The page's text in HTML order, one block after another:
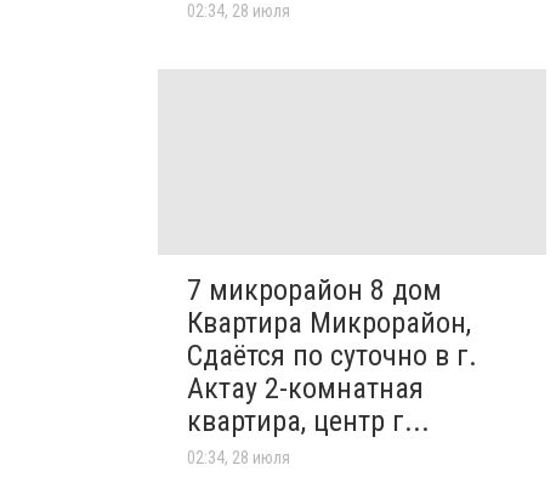
02:34, 28 июля
7 микрорайон 8 дом
Квартира Микрорайон,
Сдаётся по суточно в г.
Актау 2-комнатная
квартира, центр г...
02:34, 28 июля